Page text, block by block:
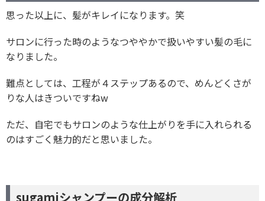
思った以上に、髪がキレイになります。笑
サロンに行った時のようなつややかで扱いやすい髪の毛に
なりました。
難点としては、工程が４ステップあるので、めんどくさが
りな人はきついですねw
ただ、自宅でもサロンのような仕上がりを手に入れられる
のはすごく魅力的だと思いました。
sugamiシャンプーの成分解析